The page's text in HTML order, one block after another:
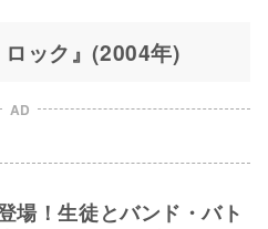
ロック』(2004年)
AD
場！生徒とバンド・バト